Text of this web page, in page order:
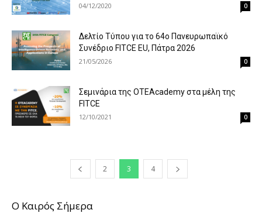
04/12/2020 0
Δελτίο Τύπου για το 64ο Πανευρωπαϊκό
Συνέδριο FITCE EU, Πάτρα 2026
21/05/2026 0
Σεμινάρια της OTEAcademy στα μέλη της
FITCE
12/10/2021 0
2 3 4
O Καιρός Σήμερα